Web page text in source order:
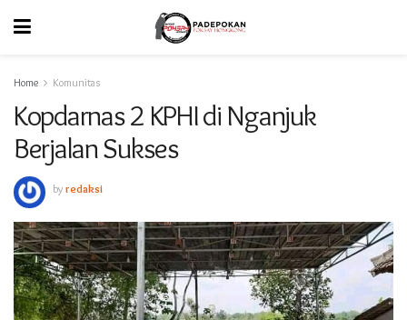
Home Komunitas
Kopdarnas 2 KPHI di Nganjuk
Berjalan Sukses
byredaksi